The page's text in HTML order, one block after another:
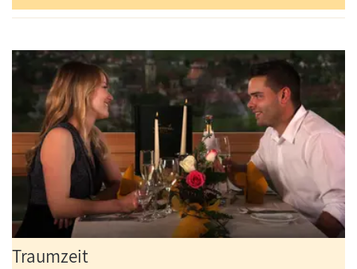
Traumzeit